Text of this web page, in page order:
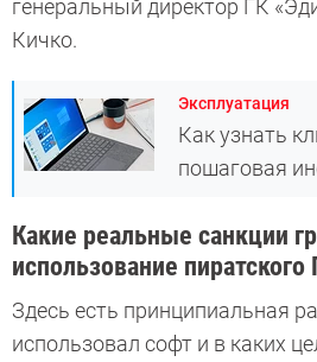
генеральный директор ГК
Кичко.
Эксплуатация
Как узнать
пошаговая
Какие реальные санкции
использование пиратского
Здесь есть принципиальная
использовал софт и в каких